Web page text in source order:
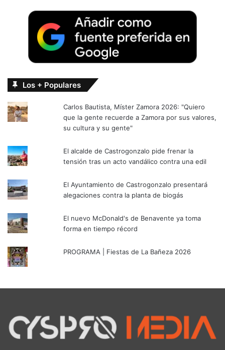
Los + Populares
Carlos Bautista, Míster Zamora 2026: "Quiero
que la gente recuerde a Zamora por sus valores,
su cultura y su gente"
El alcalde de Castrogonzalo pide frenar la
tensión tras un acto vandálico contra una edil
El Ayuntamiento de Castrogonzalo presentará
alegaciones contra la planta de biogás
El nuevo McDonald's de Benavente ya toma
forma en tiempo récord
PROGRAMA | Fiestas de La Bañeza 2026